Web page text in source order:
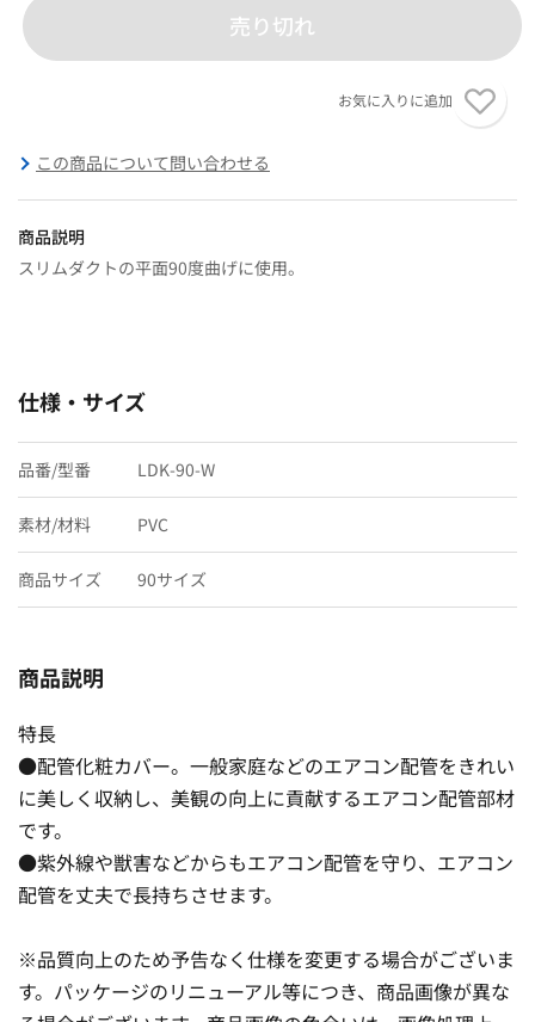
売り切れ
お気に入りに追加
この商品について問い合わせる
商品説明
スリムダクトの平面90度曲げに使用。
仕様・サイズ
品番/型番 LDK-90-W
素材/材料 PVC
商品サイズ 90サイズ
商品説明
特長
●配管化粧カバー。一般家庭などのエアコン配管をきれい
に美しく収納し、美観の向上に貢献するエアコン配管部材
です。
●紫外線や獣害などからもエアコン配管を守り、エアコン
配管を丈夫で長持ちさせます。
※品質向上のため予告なく仕様を変更する場合がございま
す。パッケージのリニューアル等につき、商品画像が異な